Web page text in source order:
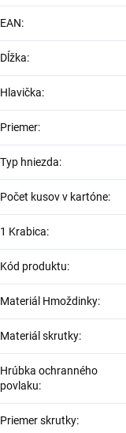
EAN:
Dĺžka:
Hlavička:
Priemer:
Typ hniezda:
Počet kusov v kartóne:
1 Krabica:
Kód produktu:
Materiál Hmoždinky:
Materiál skrutky:
Hrúbka ochranného
povlaku:
Priemer skrutky: